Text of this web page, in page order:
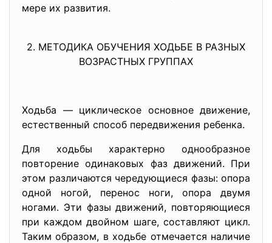
мере их развития.
2. МЕТОДИКА ОБУЧЕНИЯ ХОДЬБЕ В РАЗНЫХ
ВОЗРАСТНЫХ ГРУППАХ
Ходьба — циклическое основное дви­жение,
естественный способ передви­жения ребенка.
Для ходьбы характерно однообразное
повторение одинаковых фаз движений. При
этом различаются чередующиеся фазы: опора
одной ногой, перенос ноги, опора двумя
ногами. Эти фазы движе­ний, повторяющиеся
при каждом двой­ном шаге, составляют цикл.
Таким об­разом, в ходьбе отмечается наличие